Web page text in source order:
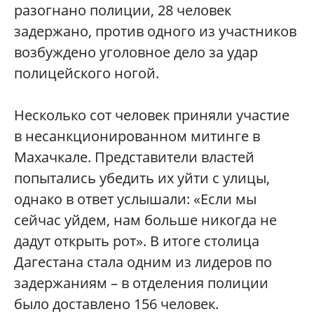
разогнано полиции, 28 человек
задержано, против одного из участников
возбуждено уголовное дело за удар
полицейского ногой.
Несколько сот человек приняли участие
в несанкционированном митинге в
Махачкале. Представители властей
попытались убедить их уйти с улицы,
однако в ответ услышали: «Если мы
сейчас уйдем, нам больше никогда не
дадут открыть рот». В итоге столица
Дагестана стала одним из лидеров по
задержаниям – в отделения полиции
было доставлено 156 человек.